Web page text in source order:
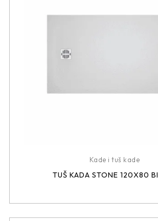
Kade i tuš kade
TUŠ KADA STONE 120X80